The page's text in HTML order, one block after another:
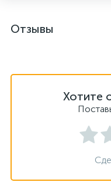
Отзывы
Хотите